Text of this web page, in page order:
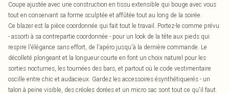
Coupe ajustée avec une construction en tissu extensible qui bouge avec vous
tout en conservant sa forme sculptée et affûtée tout au long de la soirée.
Ce blazer est la pièce coordonnée qui fait tout le travail. Portez-le comme prévu
- assorti à sa contrepartie coordonnée - pour un look de la tête aux pieds qui
respire l'élégance sans effort, de l'apéro jusqu'à la dernière commande. Le
décolleté plongeant et la longueur courte en font un choix naturel pour les
sorties nocturnes, les tournées des bars, et partout où le code vestimentaire
oscille entre chic et audacieux. Gardez les accessoires ésynthétiquerés - un
talon à peine visible, des créoles dorées et un micro sac sont tout ce qu'il faut.